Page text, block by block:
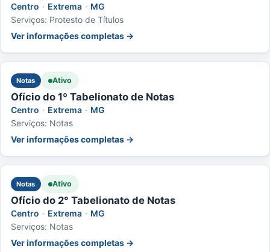
Centro · Extrema · MG
Serviços: Protesto de Títulos
Ver informações completas →
Notas Ativo
Ofício do 1º Tabelionato de Notas
Centro · Extrema · MG
Serviços: Notas
Ver informações completas →
Notas Ativo
Ofício do 2° Tabelionato de Notas
Centro · Extrema · MG
Serviços: Notas
Ver informações completas →